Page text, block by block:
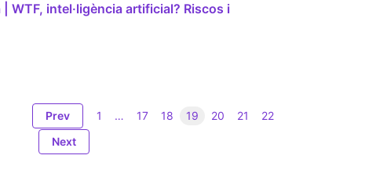
WTF, intel·ligència artificial? Riscos i
Prev 1 … 17 18 19 20 21
22
Next